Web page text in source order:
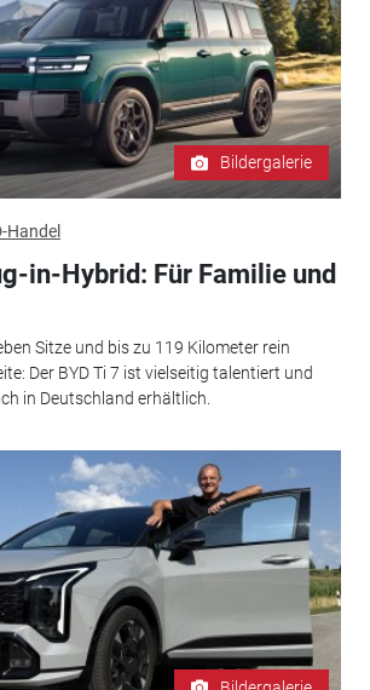
Bildergalerie
Handel
in-Hybrid: Für Familie und
Sitze und bis zu 119 Kilometer rein
Der BYD Ti 7 ist vielseitig talentiert und
in Deutschland erhältlich.